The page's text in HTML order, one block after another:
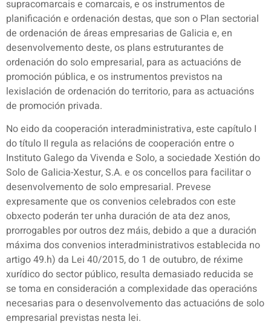
supracomarcais e comarcais, e os instrumentos de
planificación e ordenación destas, que son o Plan sectorial
de ordenación de áreas empresarias de Galicia e, en
desenvolvemento deste, os plans estruturantes de
ordenación do solo empresarial, para as actuacións de
promoción pública, e os instrumentos previstos na
lexislación de ordenación do territorio, para as actuacións
de promoción privada.
No eido da cooperación interadministrativa, este capítulo I
do título II regula as relacións de cooperación entre o
Instituto Galego da Vivenda e Solo, a sociedade Xestión do
Solo de Galicia-Xestur, S.A. e os concellos para facilitar o
desenvolvemento de solo empresarial. Prevese
expresamente que os convenios celebrados con este
obxecto poderán ter unha duración de ata dez anos,
prorrogables por outros dez máis, debido a que a duración
máxima dos convenios interadministrativos establecida no
artigo 49.h) da Lei 40/2015, do 1 de outubro, de réxime
xurídico do sector público, resulta demasiado reducida se
se toma en consideración a complexidade das operacións
necesarias para o desenvolvemento das actuacións de solo
empresarial previstas nesta lei.